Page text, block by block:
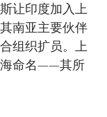
让印度加入上
南亚主要伙伴
组织扩员。上
海命名——其所